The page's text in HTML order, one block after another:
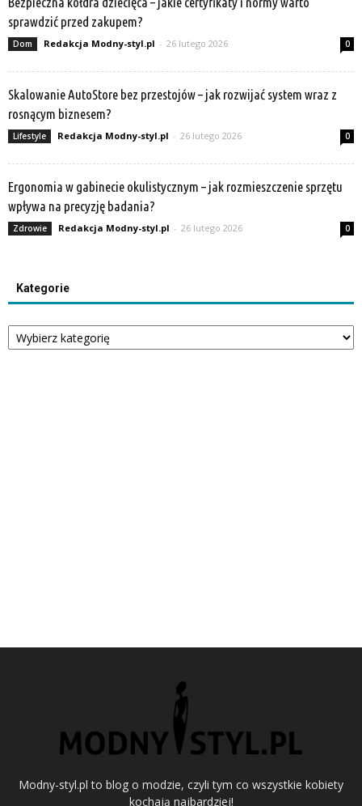
sprawdzić przed zakupem?
Dom Redakcja Modny-styl.pl - 26 lutego 2026 0
Skalowanie AutoStore bez przestojów – jak rozwijać system wraz z
rosnącym biznesem?
Lifestyle Redakcja Modny-styl.pl - 26 lutego 2026 0
Ergonomia w gabinecie okulistycznym – jak rozmieszczenie sprzętu
wpływa na precyzję badania?
Zdrowie Redakcja Modny-styl.pl - 26 lutego 2026 0
Kategorie
Kategorie
Modny-styl.pl to blog o modzie, czyli tym co wszystkie kobiety
kochają najbardziej!